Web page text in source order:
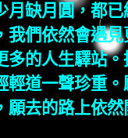
月缺月圓，都已
我們依然會遇
多的人生驛站
輕道一聲珍重
願去的路上依然